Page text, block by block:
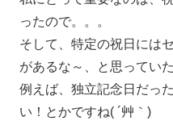
ったので。。。
そして、特定の祝日には
があるな～、と思っていた
例えば、独立記念日だっ
い！とかですね( ´艸｀)